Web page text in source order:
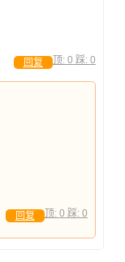
顶: 0 踩: 0
回复
顶: 0 踩: 0
回复